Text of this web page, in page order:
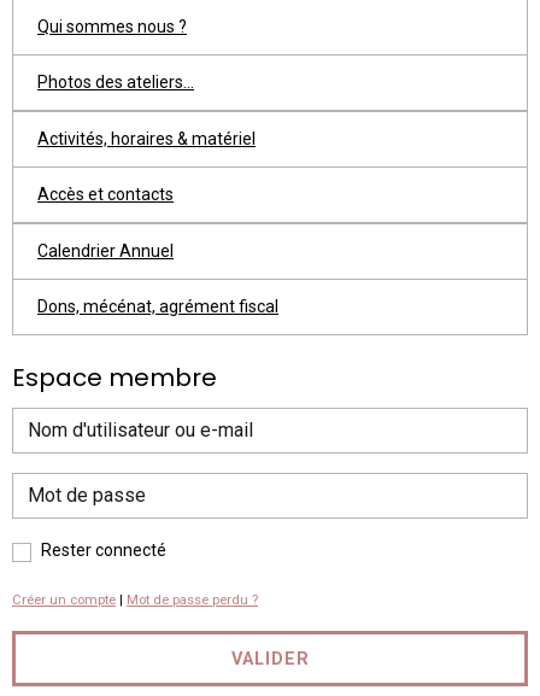
Qui sommes nous ?
Photos des ateliers...
Activités, horaires & matériel
Accès et contacts
Calendrier Annuel
Dons, mécénat, agrément fiscal
Espace membre
Rester connecté
Créer un compte Mot de passe perdu ?
VALIDER